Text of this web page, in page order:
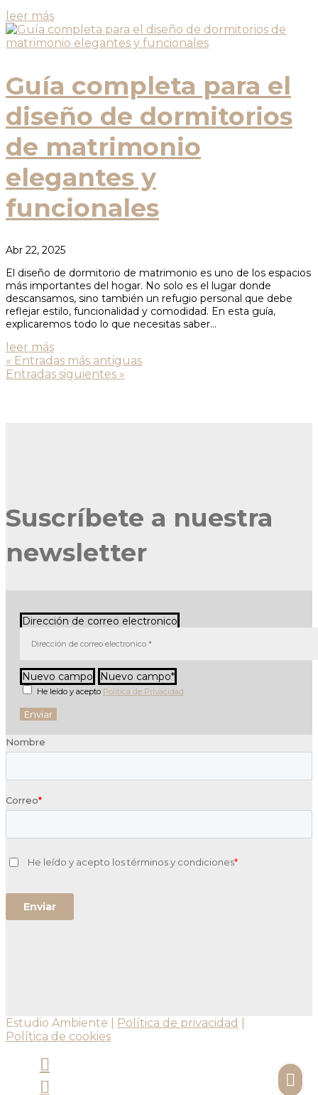

leer más
Guía completa para el
diseño de dormitorios
de matrimonio
elegantes y
funcionales
Abr 22, 2025
El diseño de dormitorio de matrimonio es uno de los espacios
más importantes del hogar. No solo es el lugar donde
descansamos, sino también un refugio personal que debe
reflejar estilo, funcionalidad y comodidad. En esta guía,
explicaremos todo lo que necesitas saber...
leer más
« Entradas más antiguas
Entradas siguientes »
Suscríbete a nuestra
newsletter
Dirección de correo electronico
Nuevo campo Nuevo campo
He leído y acepto Politica de Privacidad
Enviar
Estudio Ambiente | Política de privacidad
Política de cookies